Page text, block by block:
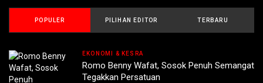
POPULER PILIHAN EDITOR TERBARU
EKONOMI & KESRA
Romo Benny Wafat, Sosok Penuh Semangat
Tegakkan Persatuan